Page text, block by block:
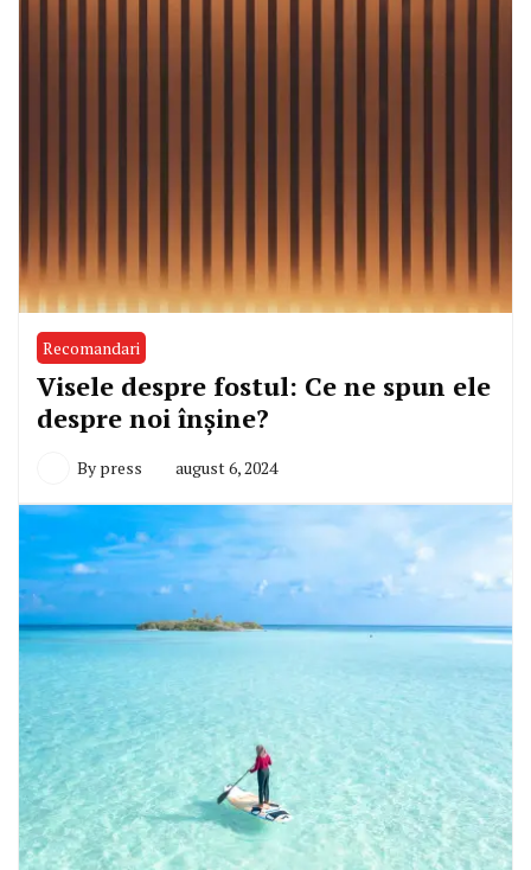
Recomandari
Visele despre fostul: Ce ne spun ele
despre noi înșine?
By press august 6, 2024